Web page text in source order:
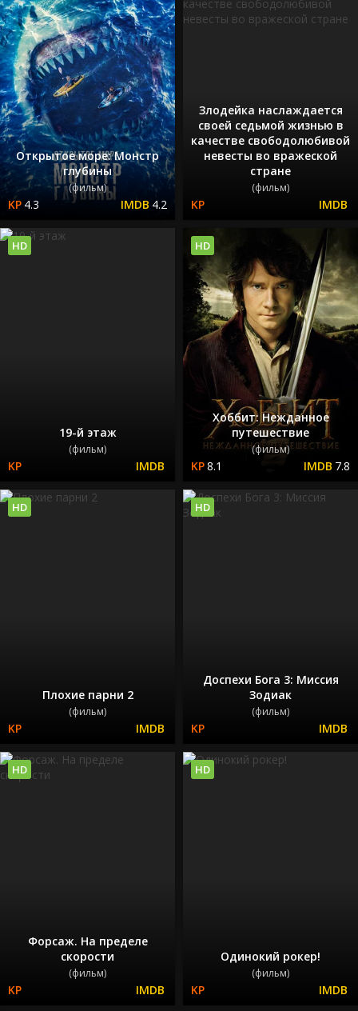
Открытое море: Монстр
глубины
(фильм)
4.3 4.2
Злодейка наслаждается
своей седьмой жизнью в
качестве свободолюбивой
невесты во вражеской
стране
(фильм)
19-й этаж
(фильм)
HD
Хоббит: Нежданное
путешествие
(фильм)
8.1 7.8
HD
Плохие парни 2
(фильм)
HD
Доспехи Бога 3: Миссия
Зодиак
(фильм)
HD
Форсаж. На пределе
скорости
(фильм)
HD
Одинокий рокер!
(фильм)
HD